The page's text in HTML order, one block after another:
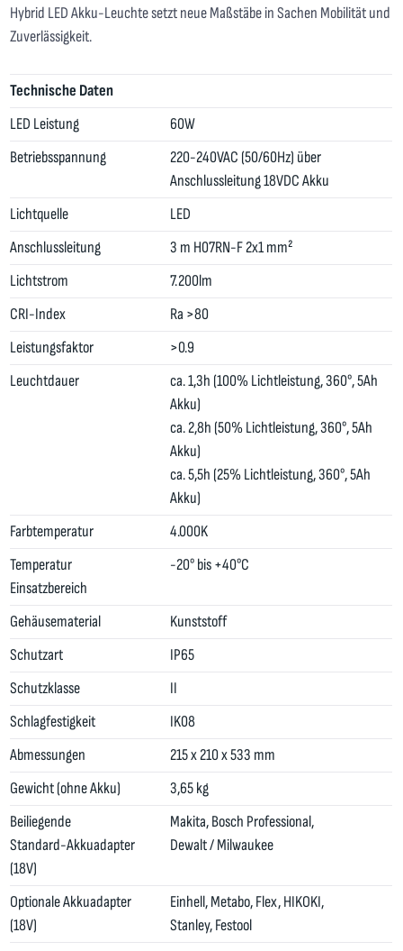
Hybrid LED Akku-Leuchte setzt neue Maßstäbe in Sachen Mobilität und
Zuverlässigkeit.
Technische Daten
LED Leistung
60W
Betriebsspannung
220-240VAC (50/60Hz) über
Anschlussleitung 18VDC Akku
Lichtquelle
LED
Anschlussleitung
3 m H07RN-F 2x1 mm²
Lichtstrom
7.200lm
CRI-Index
Ra >80
Leistungsfaktor
>0.9
Leuchtdauer
ca. 1,3h (100% Lichtleistung, 360°, 5Ah
Akku)
ca. 2,8h (50% Lichtleistung, 360°, 5Ah
Akku)
ca. 5,5h (25% Lichtleistung, 360°, 5Ah
Akku)
Farbtemperatur
4.000K
Temperatur
Einsatzbereich
-20° bis +40°C
Gehäusematerial
Kunststoff
Schutzart
IP65
Schutzklasse
II
Schlagfestigkeit
IK08
Abmessungen
215 x 210 x 533 mm
Gewicht (ohne Akku)
3,65 kg
Beiliegende
Standard-Akkuadapter
(18V)
Makita, Bosch Professional,
Dewalt / Milwaukee
Optionale Akkuadapter
(18V)
Einhell, Metabo, Flex, HIKOKI,
Stanley, Festool